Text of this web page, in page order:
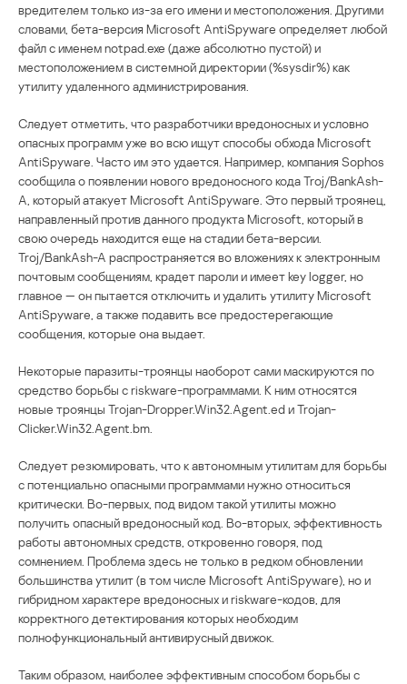
вредителем только из-за его имени и местоположения. Другими
словами, бета-версия Microsoft AntiSpyware определяет любой
файл с именем notpad.exe (даже абсолютно пустой) и
местоположением в системной директории (%sysdir%) как
утилиту удаленного администрирования.
Следует отметить, что разработчики вредоносных и условно
опасных программ уже во всю ищут способы обхода Microsoft
AntiSpyware. Часто им это удается. Например, компания Sophos
сообщила о появлении нового вредоносного кода Troj/BankAsh-
A, который атакует Microsoft AntiSpyware. Это первый троянец,
направленный против данного продукта Microsoft, который в
свою очередь находится еще на стадии бета-версии.
Troj/BankAsh-A распространяется во вложениях к электронным
почтовым сообщениям, крадет пароли и имеет key logger, но
главное — он пытается отключить и удалить утилиту Microsoft
AntiSpyware, а также подавить все предостерегающие
сообщения, которые она выдает.
Некоторые паразиты-троянцы наоборот сами маскируются по
средство борьбы с riskware-программами. К ним относятся
новые троянцы Trojan-Dropper.Win32.Agent.ed и Trojan-
Clicker.Win32.Agent.bm.
Следует резюмировать, что к автономным утилитам для борьбы
с потенциально опасными программами нужно относиться
критически. Во-первых, под видом такой утилиты можно
получить опасный вредоносный код. Во-вторых, эффективность
работы автономных средств, откровенно говоря, под
сомнением. Проблема здесь не только в редком обновлении
большинства утилит (в том числе Microsoft AntiSpyware), но и
гибридном характере вредоносных и riskware-кодов, для
корректного детектирования которых необходим
полнофункциональный антивирусный движок.
Таким образом, наиболее эффективным способом борьбы с